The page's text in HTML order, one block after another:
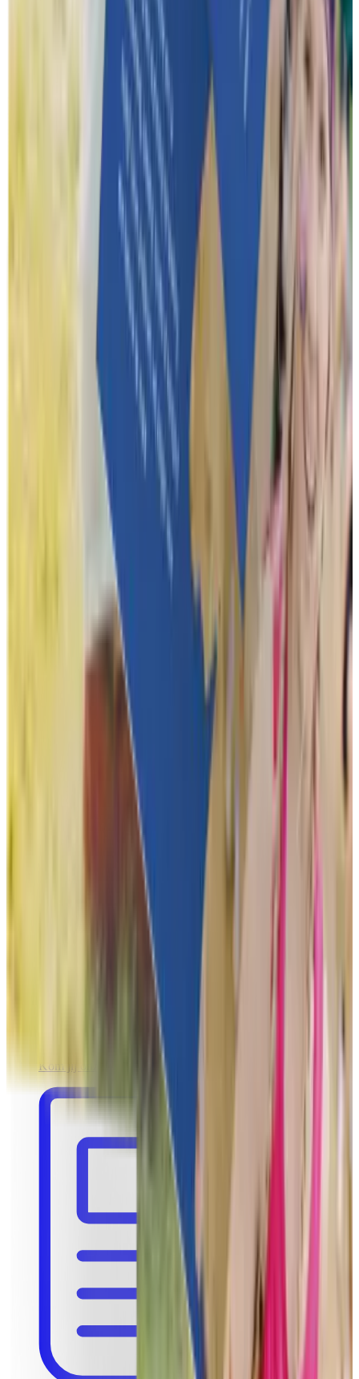
Hoe verloopt het volledige proces van aanvraag tot het event?
Reviews
Je hoeft ons heus niet te geloven, maar onze klanten heus wel
Werken bij Funkey
Kom jij onze ambitieuze start-up versterken?